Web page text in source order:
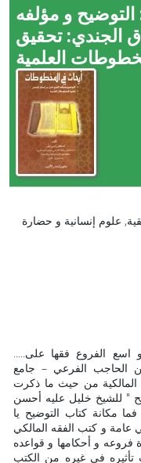
و مؤلفه
الجندي: تحقيق
العلمية
علوم إنسانية و حضارة
.....و كان المذهب المالكي هو اسع الفروع فقها على
الحاجب الفرعي – جامع
من حيث ما ذكرت
" للشيخ خليل عليه أحسن
مكانة كتاب التوضيح يا
عامة و كتب الفقه المالكي
و أحكامها و قواعده
في غيره من الكتب